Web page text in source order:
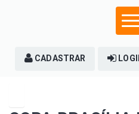
CADASTRAR